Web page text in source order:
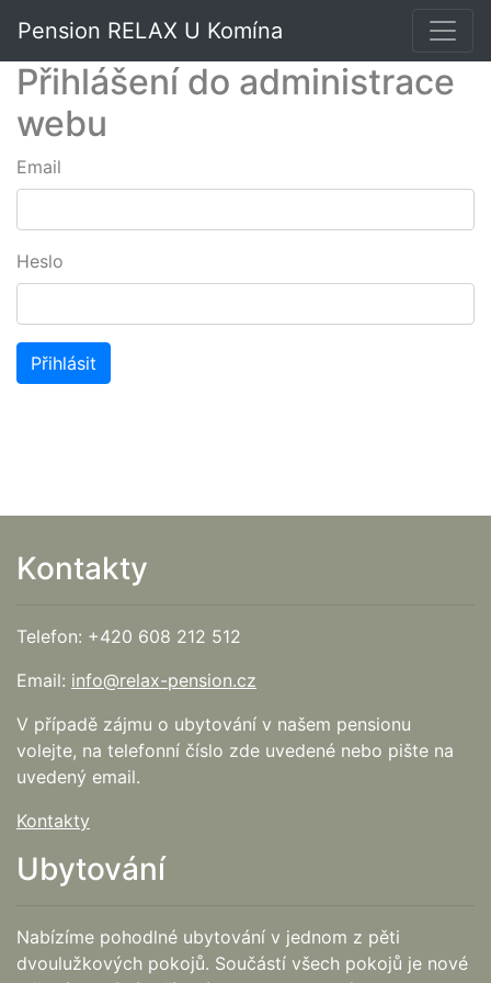
Pension RELAX U Komína
Přihlášení do administrace
webu
Email
Heslo
Kontakty
Telefon: +420 608 212 512
Email: info@relax-pension.cz
V případě zájmu o ubytování v našem pensionu
volejte, na telefonní číslo zde uvedené nebo pište na
uvedený email.
Kontakty
Ubytování
Nabízíme pohodlné ubytování v jednom z pěti
dvoulužkových pokojů. Součástí všech pokojů je nové